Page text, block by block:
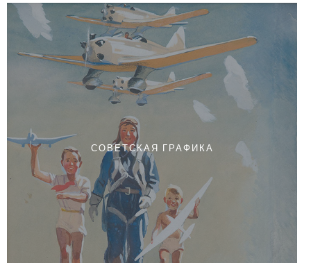
СОВЕТСКАЯ ГРАФИКА